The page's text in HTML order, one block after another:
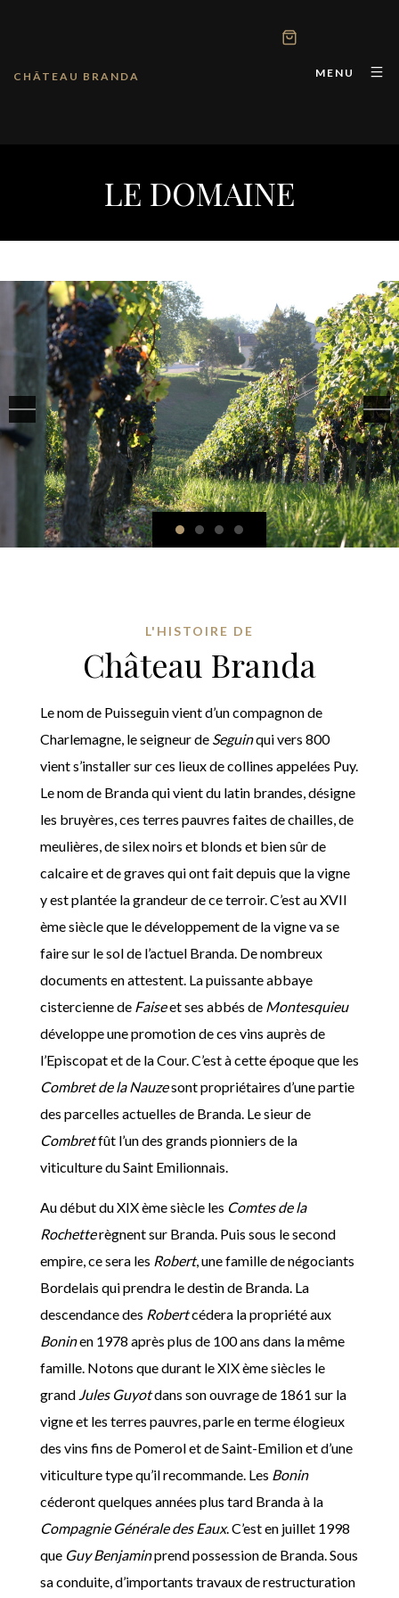
MENU
CHÂTEAU BRANDA
LE DOMAINE
L'HISTOIRE DE
Château Branda
Le nom de Puisseguin vient d’un compagnon de
Charlemagne, le seigneur de Seguinqui vers 800
vient s’installer sur ces lieux de collines appelées Puy.
Le nom de Branda qui vient du latin brandes, désigne
les bruyères, ces terres pauvres faites de chailles, de
meulières, de silex noirs et blonds et bien sûr de
calcaire et de graves qui ont fait depuis que la vigne
y est plantée la grandeur de ce terroir. C’est au XVII
ème siècle que le développement de la vigne va se
faire sur le sol de l’actuel Branda. De nombreux
documents en attestent. La puissante abbaye
cistercienne de Faiseet ses abbés de Montesquieu
développe une promotion de ces vins auprès de
l’Episcopat et de la Cour. C’est à cette époque que les
Combret de la Nauzesont propriétaires d’une partie
des parcelles actuelles de Branda. Le sieur de
Combretfût l’un des grands pionniers de la
viticulture du Saint Emilionnais.
Au début du XIX ème siècle les Comtes de la
Rochetterègnent sur Branda. Puis sous le second
empire, ce sera les Robert, une famille de négociants
Bordelais qui prendra le destin de Branda. La
descendance des Robertcédera la propriété aux
Boninen 1978 après plus de 100 ans dans la même
famille. Notons que durant le XIX ème siècles le
grand Jules Guyotdans son ouvrage de 1861 sur la
vigne et les terres pauvres, parle en terme élogieux
des vins fins de Pomerol et de Saint-Emilion et d’une
viticulture type qu’il recommande. Les Bonin
céderont quelques années plus tard Branda à la
Compagnie Générale des Eaux. C’est en juillet 1998
que Guy Benjaminprend possession de Branda. Sous
sa conduite, d’importants travaux de restructuration